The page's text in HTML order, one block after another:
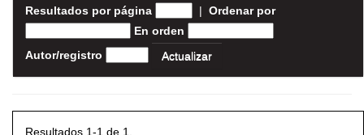
Resultados por página | Ordenar por
En orden
Autor/registro
Resultados 1-1 de 1.